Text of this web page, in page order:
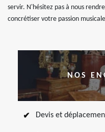
servir. N'hésitez pas à nous
concrétiser votre passion
NOS
Devis et